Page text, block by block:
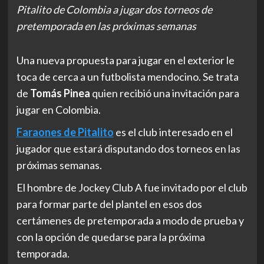
Pitalito de Colombia a jugar dos torneos de
pretemporada en las próximas semanas
Una nueva propuesta para jugar en el exterior le
toca de cerca a un futbolista mendocino. Se trata
de Tomás Pinea quien recibió una invitación para
jugar en Colombia.
Faraones de Pitalito es el club interesado en el
jugador que estará disputando dos torneos en las
próximas semanas.
El hombre de Jockey Club A fue invitado por el club
para formar parte del plantel en esos dos
certámenes de pretemporada a modo de prueba y
con la opción de quedarse para la próxima
temporada.